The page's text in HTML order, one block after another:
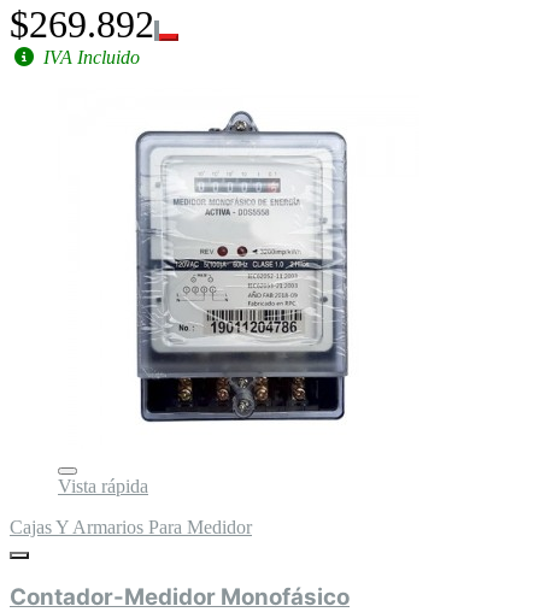
$269.892
IVA Incluido
Vista rápida
Cajas Y Armarios Para Medidor
Contador-Medidor Monofásico